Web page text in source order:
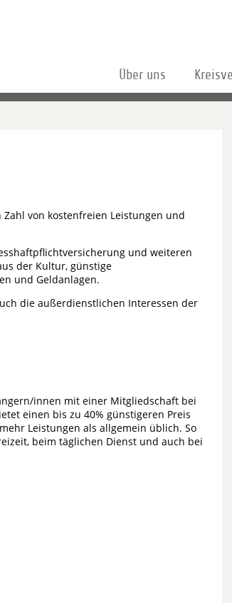
Über uns
von kostenfreien Leistungen und
und weiteren
der Kultur, günstige
und Geldanlagen.
die außerdienstlichen Interessen der
innen mit einer Mitgliedschaft bei
einen bis zu 40% günstigeren Preis
Leistungen als allgemein üblich. So
beim täglichen Dienst und auch bei